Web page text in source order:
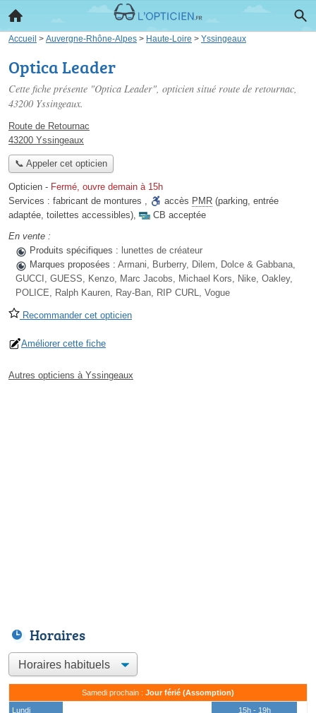
Accueil > Auvergne-Rhône-Alpes > Haute-Loire > Yssingeaux
Optica Leader
Cette fiche présente "Optica Leader", opticien situé route de retournac,
43200 Yssingeaux.
Route de Retournac
43200 Yssingeaux
📞 Appeler cet opticien
Opticien - Fermé, ouvre demain à 15h
Services : fabricant de montures , accès PMR (parking, entrée
adaptée, toilettes accessibles),
CB acceptée
En vente :
Produits spécifiques : lunettes de créateur
Marques proposées : Armani, Burberry, Dilem, Dolce & Gabbana,
GUCCI, GUESS, Kenzo, Marc Jacobs, Michael Kors, Nike, Oakley,
POLICE, Ralph Kauren, Ray-Ban, RIP CURL, Vogue
Recommander cet opticien
Améliorer cette fiche
Autres opticiens à Yssingeaux
Horaires
Samedi prochain : Jour férié (Assomption)
Lundi
15h - 19h